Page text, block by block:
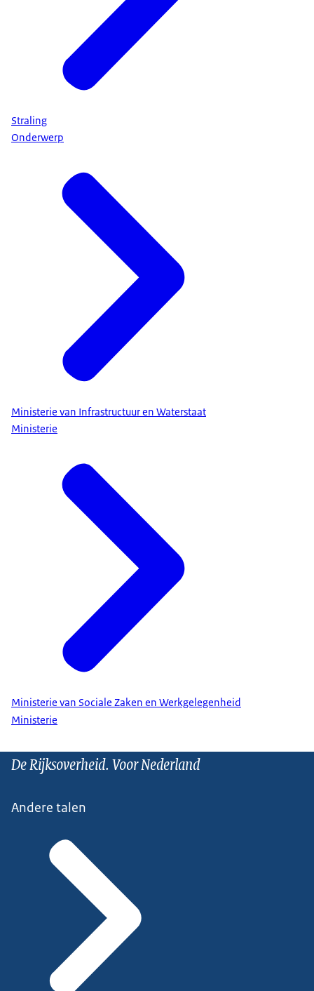
Straling
Onderwerp
Ministerie van Infrastructuur en Waterstaat
Ministerie
Ministerie van Sociale Zaken en Werkgelegenheid
Ministerie
De Rijksoverheid. Voor Nederland
Andere talen